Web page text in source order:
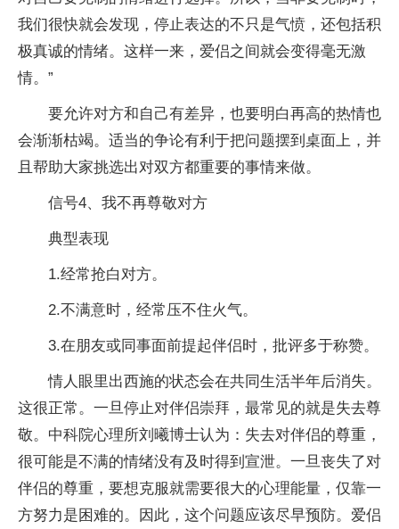
我们很快就会发现，停止表达的不只是气愤，还包括积
极真诚的情绪。这样一来，爱侣之间就会变得毫无激
情。”
要允许对方和自己有差异，也要明白再高的热情也
会渐渐枯竭。适当的争论有利于把问题摆到桌面上，并
且帮助大家挑选出对双方都重要的事情来做。
信号4、我不再尊敬对方
典型表现
1.经常抢白对方。
2.不满意时，经常压不住火气。
3.在朋友或同事面前提起伴侣时，批评多于称赞。
情人眼里出西施的状态会在共同生活半年后消失。
这很正常。一旦停止对伴侣崇拜，最常见的就是失去尊
敬。中科院心理所刘曦博士认为：失去对伴侣的尊重，
很可能是不满的情绪没有及时得到宣泄。一旦丧失了对
伴侣的尊重，要想克服就需要很大的心理能量，仅靠一
方努力是困难的。因此，这个问题应该尽早预防。爱侣